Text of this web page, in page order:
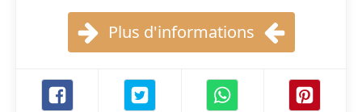
Plus d'informations